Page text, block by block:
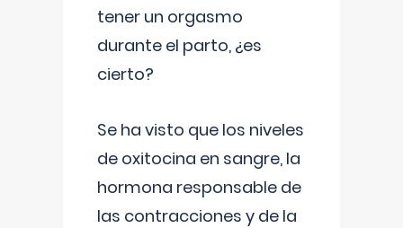
tener un orgasmo
durante el parto, ¿es
cierto?
Se ha visto que los niveles
de oxitocina en sangre, la
hormona responsable de
las contracciones y de la